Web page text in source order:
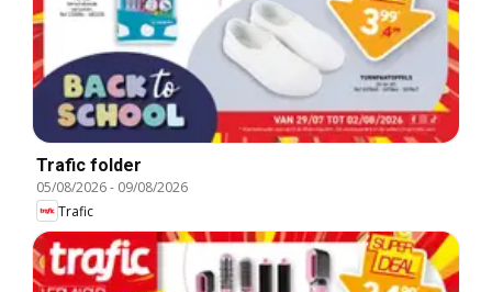
Trafic folder
05/08/2026- 09/08/2026
Trafic